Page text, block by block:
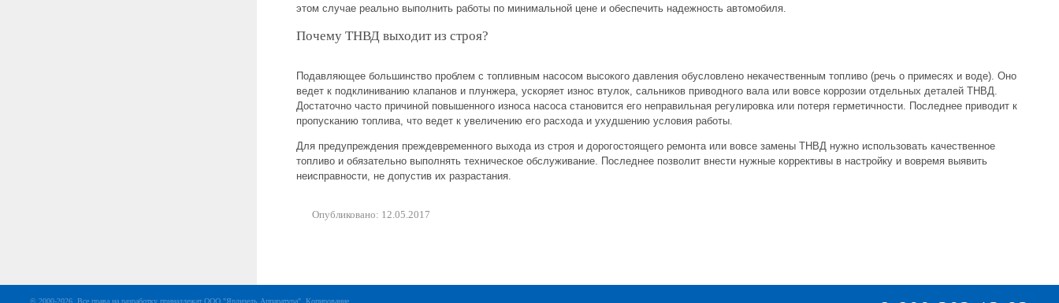
этом случае реально выполнить работы по минимальной цене и обеспечить надежность автомобиля.
Почему ТНВД выходит из строя?
Подавляющее большинство проблем с топливным насосом высокого давления обусловлено некачественным топливо (речь о примесях и воде). Оно
ведет к подклиниванию клапанов и плунжера, ускоряет износ втулок, сальников приводного вала или вовсе коррозии отдельных деталей ТНВД.
Достаточно часто причиной повышенного износа насоса становится его неправильная регулировка или потеря герметичности. Последнее приводит к
пропусканию топлива, что ведет к увеличению его расхода и ухудшению условия работы.
Для предупреждения преждевременного выхода из строя и дорогостоящего ремонта или вовсе замены ТНВД нужно использовать качественное
топливо и обязательно выполнять техническое обслуживание. Последнее позволит внести нужные коррективы в настройку и вовремя выявить
неисправности, не допустив их разрастания.
Опубликовано: 12.05.2017
© 2000-2026. Все права на разработку принадлежат ООО "Ярдизель Аппаратура". Копирование